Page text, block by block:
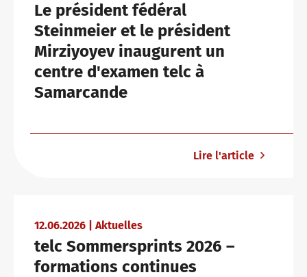
Pourquoi les certificats telc ?
Vérification des certificats telc
Formation : Assistance et FAQ
Lettre d'information
Salles de conférence à Bad Homburg
Le président fédéral
Steinmeier et le président
Mirziyoyev inaugurent un
centre d'examen telc à
Samarcande
Lire l'article
12.06.2026 | Aktuelles
telc Sommersprints 2026 –
formations continues